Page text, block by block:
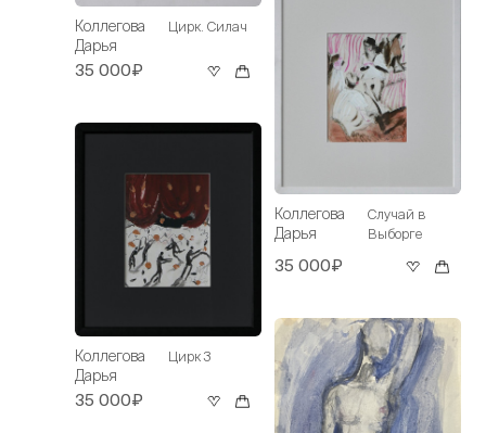
Коллегова
Дарья
Цирк. Силач
35 000₽
Коллегова
Дарья
Цирк 3
35 000₽
Коллегова
Дарья
Случай в
Выборге
35 000₽